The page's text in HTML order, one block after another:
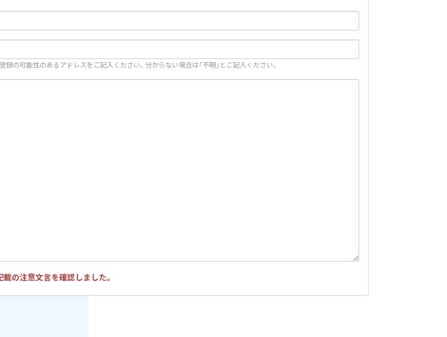
の可能性のあるアドレスをご記入ください。分からない場合は「不明」とご記入ください。
載の注意文言を確認しました。